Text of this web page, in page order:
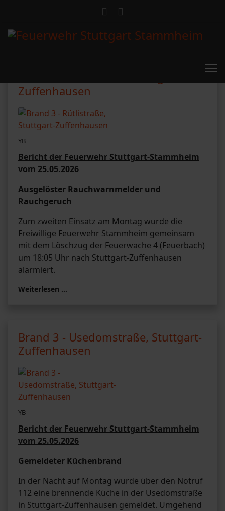
Zuffenhausen
YB
Bericht der Feuerwehr Stuttgart-Stammheim
vom 25.05.2026
Ausgelöster Rauchwarnmelder und
Rauchgeruch
Zum zweiten Einsatz am Montag wurde die
Freiwillige Feuerwehr Stammheim gemeinsam
mit dem Löschzug der Feuerwache 4 (Feuerbach)
um 18:05 Uhr nach Stuttgart-Zuffenhausen
alarmiert.
Weiterlesen …
Brand 3 - Usedomstraße, Stuttgart-
Zuffenhausen
YB
Bericht der Feuerwehr Stuttgart-Stammheim
vom 25.05.2026
Gemeldeter Küchenbrand
In der Nacht auf Montag wurde über den Notruf
112 eine brennende Küche in der Usedomstraße
in Stuttgart-Zuffenhausen gemeldet. Umgehend